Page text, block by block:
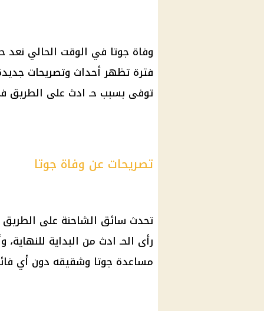
وفاة جوتا في الوقت الحالي نعد
فترة تظهر أحداث وتصريحات
توفى بسبب حـ ادث على الطريق
تصريحات عن وفاة جوتا
تحدث سائق الشاحنة على الطريق
رأى الحـ ادث من البداية
مساعدة جوتا وشقيقه دون أي